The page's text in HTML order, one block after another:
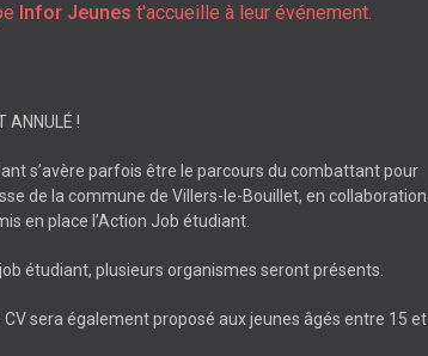
Infor Jeunes t'accueille à leur événement.
ANNULÉ !
s’avère parfois être le parcours du combattant pour
de la commune de Villers-le-Bouillet, en collaboration
en place l’Action Job étudiant.
étudiant, plusieurs organismes seront présents.
CVsera également proposé aux jeunes âgés entre 15 et